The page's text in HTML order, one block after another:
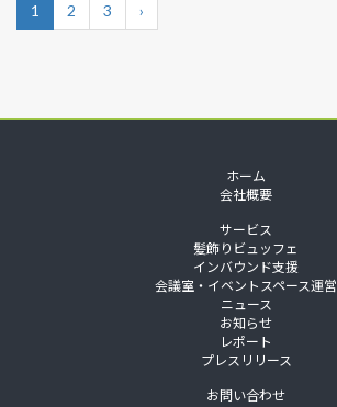
1 2 3 ›
ホーム
会社概要
サービス
髪飾りビュッフェ
インバウンド支援
会議室・イベントスペース運営
ニュース
お知らせ
レポート
プレスリリース
お問い合わせ